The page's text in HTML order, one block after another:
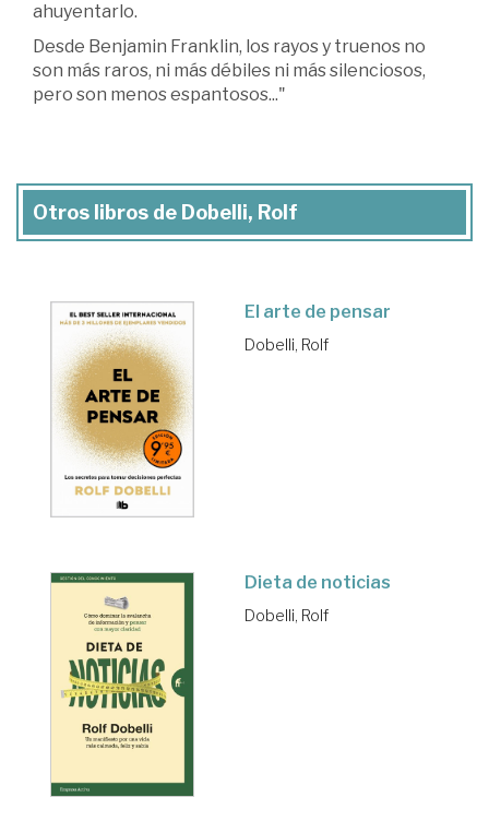
ahuyentarlo.
Desde Benjamin Franklin, los rayos y truenos no
son más raros, ni más débiles ni más silenciosos,
pero son menos espantosos..."
Otros libros de Dobelli, Rolf
El arte de pensar
Dobelli, Rolf
Dieta de noticias
Dobelli, Rolf